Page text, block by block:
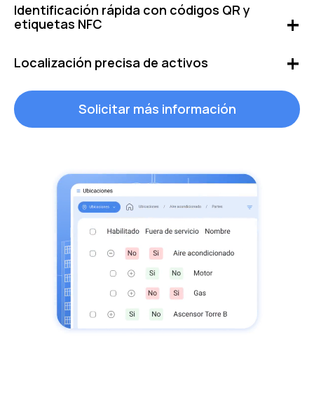
Identificación rápida con códigos QR y
etiquetas NFC
Accede de forma inmediata a la información de
cada equipo escaneando un código desde un
móvil o tablet, facilitando el acceso a datos,
historiales de mantenimiento y órdenes de
trabajo sin necesidad de búsquedas manuales.
Localización precisa de activos
Rastrea la ubicación exacta de tus activos en
cualquier momento y desde cualquier lugar.
Con tecnología de geolocalización, obtén
asegurando su disponibilidad.
Solicitar más información